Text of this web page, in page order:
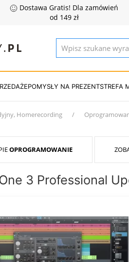
Dostawa Gratis! Dla zamówień
od 149 zł
POMYSŁY NA PREZENTSTREFA
Homerecording
OPROGRAMOWANIE
3 Professional